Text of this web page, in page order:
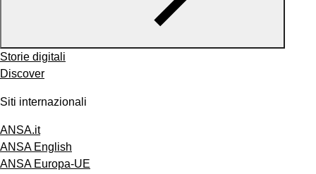
Storie digitali
Discover
Siti internazionali
ANSA.it
ANSA English
ANSA Europa-UE